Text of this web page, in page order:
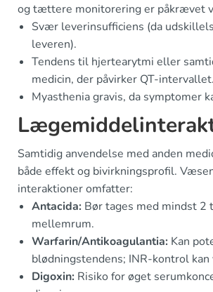
og tættere monitorering er påkrævet
Svær leverinsufficiens (da
leveren).
Tendens til hjertearytmi eller
medicin, der påvirker QT-intervallet.
Myasthenia gravis, da symptomer
Samtidig anvendelse med anden
både effekt og bivirkningsprofil.
interaktioner omfatter:
Antacida: Bør tages med mindst 2
mellemrum.
Warfarin/Antikoagulantia: Kan
blødningstendens; INR-kontrol
Digoxin: Risiko for øget